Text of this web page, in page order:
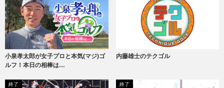
小泉孝太郎が女子プロと本気(マジ)ゴ
ルフ！本日の相棒は…
内藤雄士のテクゴル
終了 終了